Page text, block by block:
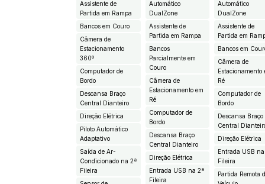
Assistente de
Partida em Rampa
Bancos em Couro
Câmera de
Estacionamento
360º
Computador de
Bordo
Descansa Braço
Central Dianteiro
Direção Elétrica
Piloto Automático
Adaptativo
Saída de Ar-
Condicionado na 2ª
Fileira
Automático
DualZone
Assistente de
Partida em Rampa
Bancos
Parcialmente em
Couro
Câmera de
Estacionamento em
Ré
Computador de
Bordo
Descansa Braço
Central Dianteiro
Direção Elétrica
Entrada USB na 2ª
Fileira
Automático
DualZone
Assistente de
Partida em
Bancos em
Câmera de
Estacionamento
Ré
Computador de
Bordo
Descansa Braço
Central
Direção Elétrica
Entrada USB
Fileira
Partida Remota